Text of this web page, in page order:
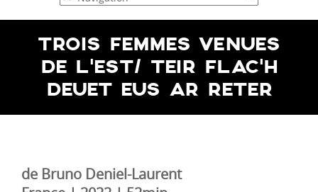
TROIS FEMMES VENUES
DE L’EST/ TEIR FLAC’H
DEUET EUS AR RETER
de Bruno Deniel-Laurent